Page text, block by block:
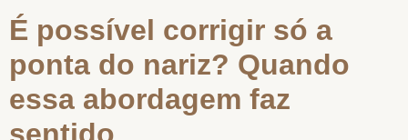
É possível corrigir só a
ponta do nariz? Quando
essa abordagem faz